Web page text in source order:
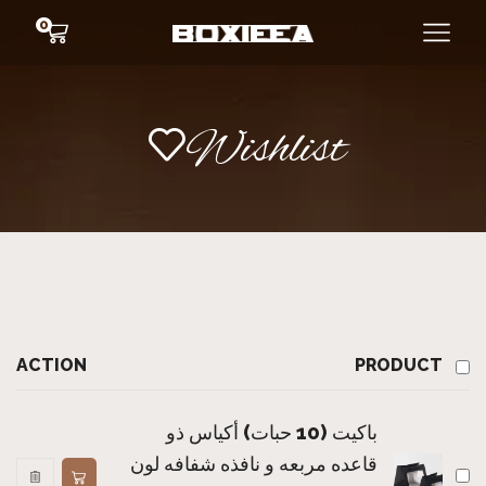
0
Wishlist
PRODUCT
ACTION
باكيت (10 حبات) أكياس ذو
قاعده مربعه و نافذه شفافه لون